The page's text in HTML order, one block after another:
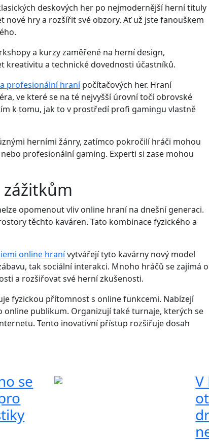
deskových her po nejmodernější herní tituly
nové hry a rozšířit své obzory. Ať už jste fanouškem
a kurzy zaměřené na herní design,
kreativitu a technické dovednosti účastníků.
profesionální hranípočítačových her. Hraní
ve které se na té nejvyšší úrovní točí obrovské
k tomu, jak to v prostředí profi gamingu vlastně
herními žánry, zatímco pokročilí hráči mohou
profesionální gaming. Experti si zase mohou
opomenout vliv online hraní na dnešní generaci.
těchto kaváren. Tato kombinace fyzického a
online hranívytvářejí tyto kavárny nový model
tak sociální interakci. Mnoho hráčů se zajímá o
a rozšiřovat své herní zkušenosti.
fyzickou přítomnost s online funkcemi. Nabízejí
publikum. Organizují také turnaje, kterých se
Tento inovativní přístup rozšiřuje dosah
se
V